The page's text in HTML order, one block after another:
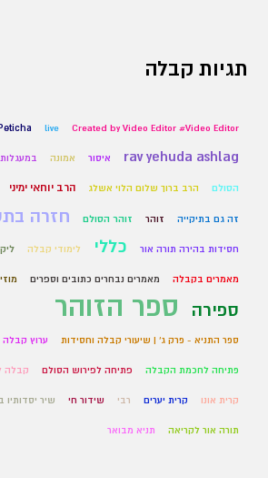
תגיות קבלה
Created by Video Editor #Video Editor
live
rav yehuda ashlag איסור אמונה
הסולם הרב ברוך שלום הלוי אשלג הרב יוחאי ימיני
זה גם בתיקייה זוהר זוהר הסולם חזרה
חסידות בהירה תורה אור כללי לימודי קבלה
מאמרים בקבלה מאמרים נבחרים כתובים וספרים
ספירה ספר הזוהר
ספר התניא - פרק ג' | שיעורי קבלה וחסידות ערוץ קבלה
פתיחה לחכמת הקבלה פתיחה לפירוש הסולם קבלה
קרית אונו קרית יערים רבי שידור חי שיר
תורה אור לקריאה תניא מבואר